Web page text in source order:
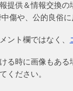
提供＆情報交換
傷や、公的良俗
ント欄ではなく、
る時に画像もある
ください。